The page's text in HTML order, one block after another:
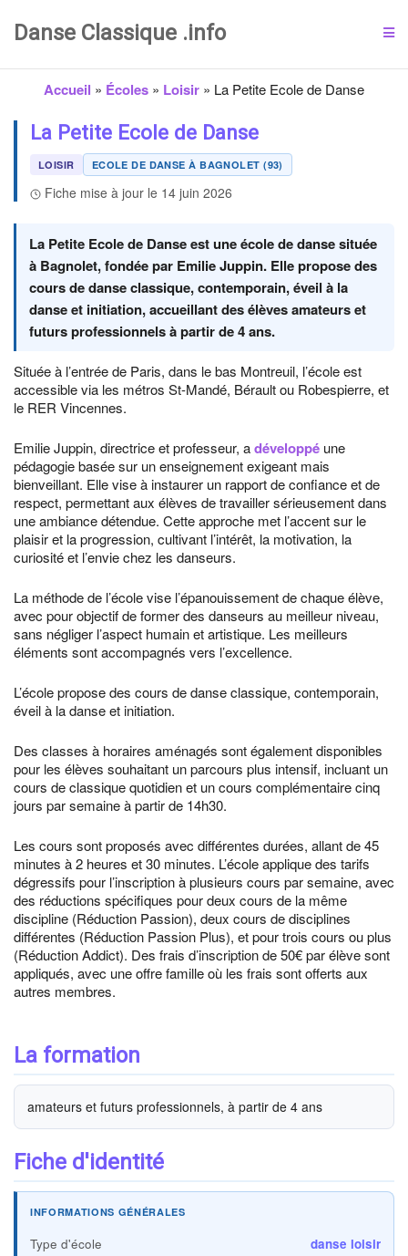
Danse Classique .info
Accueil » Écoles » Loisir » La Petite Ecole de Danse
La Petite Ecole de Danse
LOISIR ECOLE DE DANSE À BAGNOLET (93)
Fiche mise à jour le 14 juin 2026
La Petite Ecole de Danse est une école de danse située
à Bagnolet, fondée par Emilie Juppin. Elle propose des
cours de danse classique, contemporain, éveil à la
danse et initiation, accueillant des élèves amateurs et
futurs professionnels à partir de 4 ans.
Située à l’entrée de Paris, dans le bas Montreuil, l’école est
accessible via les métros St-Mandé, Bérault ou Robespierre, et
le RER Vincennes.
Emilie Juppin, directrice et professeur, adéveloppé une
pédagogie basée sur un enseignement exigeant mais
bienveillant. Elle vise à instaurer un rapport de confiance et de
respect, permettant aux élèves de travailler sérieusement dans
une ambiance détendue. Cette approche met l’accent sur le
plaisir et la progression, cultivant l’intérêt, la motivation, la
curiosité et l’envie chez les danseurs.
La méthode de l’école vise l’épanouissement de chaque élève,
avec pour objectif de former des danseurs au meilleur niveau,
sans négliger l’aspect humain et artistique. Les meilleurs
éléments sont accompagnés vers l’excellence.
L’école propose des cours de danse classique, contemporain,
éveil à la danse et initiation.
Des classes à horaires aménagés sont également disponibles
pour les élèves souhaitant un parcours plus intensif, incluant un
cours de classique quotidien et un cours complémentaire cinq
jours par semaine à partir de 14h30.
Les cours sont proposés avec différentes durées, allant de 45
minutes à 2 heures et 30 minutes. L’école applique des tarifs
dégressifs pour l’inscription à plusieurs cours par semaine, avec
des réductions spécifiques pour deux cours de la même
discipline (Réduction Passion), deux cours de disciplines
différentes (Réduction Passion Plus), et pour trois cours ou plus
(Réduction Addict). Des frais d’inscription de 50€ par élève sont
appliqués, avec une offre famille où les frais sont offerts aux
autres membres.
La formation
amateurs et futurs professionnels, à partir de 4 ans
Fiche d'identité
INFORMATIONS GÉNÉRALES
Type d'école
danse loisir